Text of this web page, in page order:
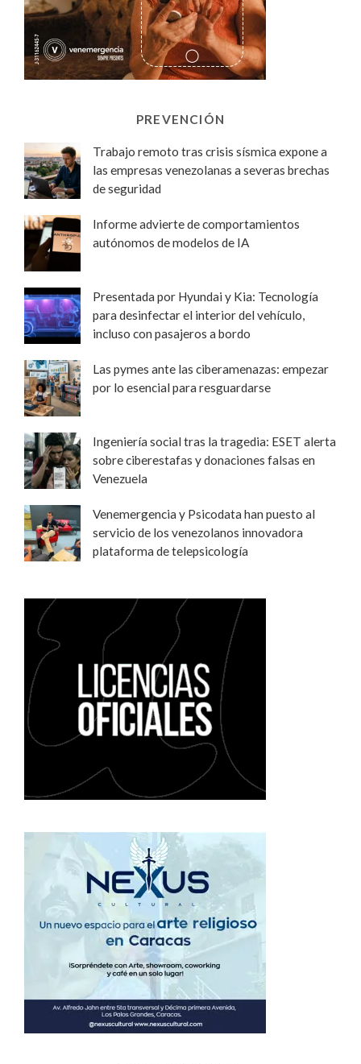
PREVENCIÓN
Trabajo remoto tras crisis sísmica expone a
las empresas venezolanas a severas brechas
de seguridad
Informe advierte de comportamientos
autónomos de modelos de IA
Presentada por Hyundai y Kia: Tecnología
para desinfectar el interior del vehículo,
incluso con pasajeros a bordo
Las pymes ante las ciberamenazas: empezar
por lo esencial para resguardarse
Ingeniería social tras la tragedia: ESET alerta
sobre ciberestafas y donaciones falsas en
Venezuela
Venemergencia y Psicodata han puesto al
servicio de los venezolanos innovadora
plataforma de telepsicología